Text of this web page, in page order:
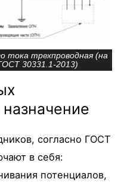
тока трехпроводная (на
30331.1-2013)
согласно ГОСТ
в себя:
потенциалов,